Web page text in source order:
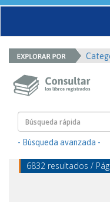
- Búsqueda avanzada -
6832 resultados /